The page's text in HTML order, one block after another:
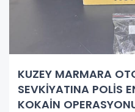
KUZEY MARMARA
SEVKİYATINA POLİS
KOKAİN